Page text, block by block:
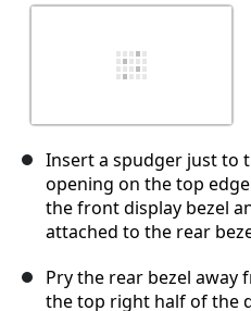
Insert a spudger just to
opening on the top
the front display bezel
attached to the rear
Pry the rear bezel
the top right half of the